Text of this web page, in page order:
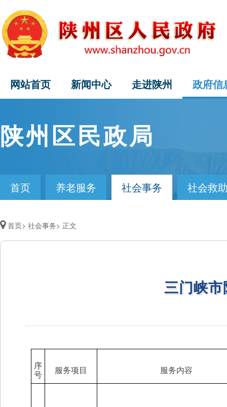
网站首页 新闻中心 走进陕州 政府信
陕州区民政局
首页 养老服务 社会事务 社会救
首页> 社会事务> 正文
三门峡市
序
号
服务项目 服务内容